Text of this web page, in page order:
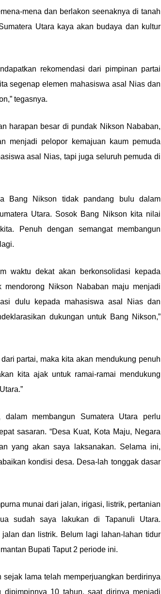
mena dan berlakon seenaknya di tanah
Utara kaya akan budaya dan kultur
rekomendasi dari pimpinan partai
segenap elemen mahasiswa asal Nias dan
tegasnya.
harapan besar di pundak Nikson Nababan,
menjadi pelopor kemajuan kaum pemuda
asal Nias, tapi juga seluruh pemuda di
Bang Nikson tidak pandang bulu dalam
Utara. Sosok Bang Nikson kita nilai
Penuh dengan semangat membangun
waktu dekat akan berkonsolidasi kepada
Nikson Nababan maju menjadi
dulu kepada mahasiswa asal Nias dan
dukungan untuk Bang Nikson,”
partai, maka kita akan mendukung penuh
kita ajak untuk ramai-ramai mendukung
dalam membangun Sumatera Utara perlu
sasaran. “Desa Kuat, Kota Maju, Negara
yang akan saya laksanakan. Selama ini,
kondisi desa. Desa-lah tonggak dasar
munai dari jalan, irigasi, listrik, pertanian
sudah saya lakukan di Tapanuli Utara.
dan listrik. Belum lagi lahan-lahan tidur
Bupati Taput 2 periode ini.
lama telah memperjuangkan berdirinya
10 tahun, saat dirinya menjadi